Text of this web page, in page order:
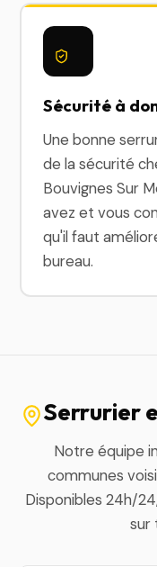
Sécurité à
Une bonne
de la sécurité
Bouvignes Sur
avez et vous
qu'il faut
bureau.
Serrurier
Notre équipe
communes
Disponibles 24h/
sur